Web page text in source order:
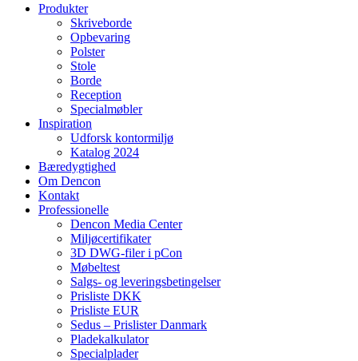
Produkter
Skriveborde
Opbevaring
Polster
Stole
Borde
Reception
Specialmøbler
Inspiration
Udforsk kontormiljø
Katalog 2024
Bæredygtighed
Om Dencon
Kontakt
Professionelle
Dencon Media Center
Miljøcertifikater
3D DWG-filer i pCon
Møbeltest
Salgs- og leveringsbetingelser
Prisliste DKK
Prisliste EUR
Sedus – Prislister Danmark
Pladekalkulator
Specialplader